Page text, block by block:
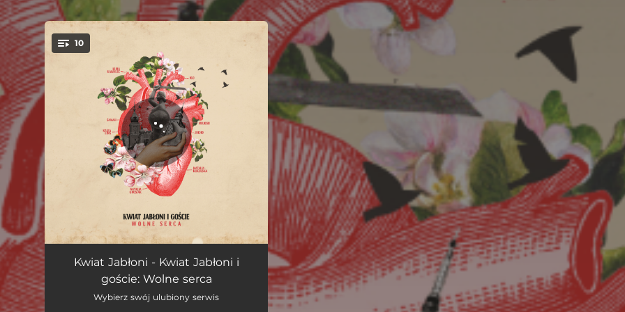
You're all set!
10
Nie, nie, nie 03:02
Wolne ptaki
Kwiat Jabłoni - Kwiat Jabłoni i
goście: Wolne serca
Wybierz swój ulubiony serwis